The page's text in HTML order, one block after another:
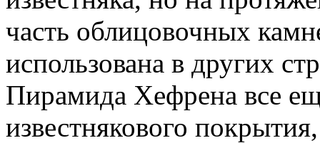
часть облицовочных
использована в других
Пирамида Хефрена все
известнякового